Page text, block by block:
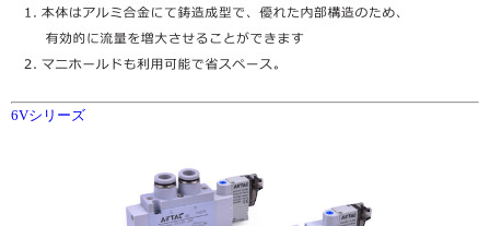
6Vシリーズ